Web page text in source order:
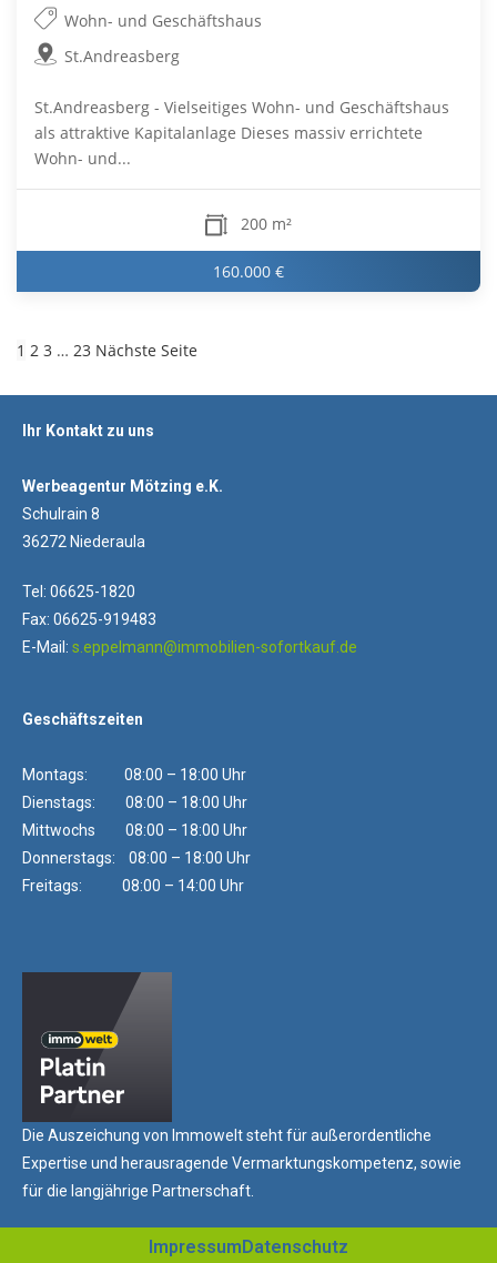
Wohn- und Geschäftshaus
St.Andreasberg
St.Andreasberg - Vielseitiges Wohn- und Geschäftshaus
als attraktive Kapitalanlage Dieses massiv errichtete
Wohn- und...
200 m²
160.000 €
1 2 3 … 23 Nächste Seite
Ihr Kontakt zu uns
Werbeagentur Mötzing e.K.
Schulrain 8
36272 Niederaula
Tel: 06625-1820
Fax: 06625-919483
E-Mail: s.eppelmann@immobilien-sofortkauf.de
Geschäftszeiten
Montags: 08:00 – 18:00 Uhr
Dienstags: 08:00 – 18:00 Uhr
Mittwochs 08:00 – 18:00 Uhr
Donnerstags: 08:00 – 18:00 Uhr
Freitags: 08:00 – 14:00 Uhr
Die Auszeichung von Immowelt steht für außerordentliche
Expertise und herausragende Vermarktungskompetenz, sowie
für die langjährige Partnerschaft.
Impressum Datenschutz